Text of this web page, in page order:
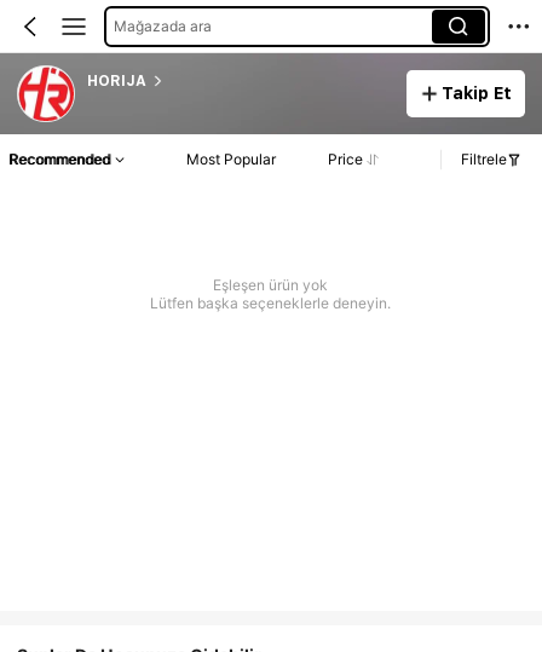
Mağazada ara
HORIJA
Takip Et
Recommended Most Popular Price Filtrele
Eşleşen ürün yok
Lütfen başka seçeneklerle deneyin.